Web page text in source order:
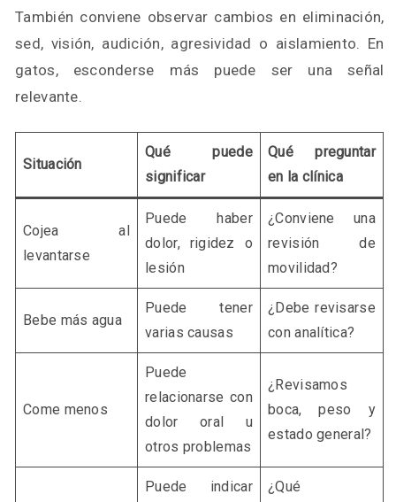
También conviene observar cambios en eliminación,
sed, visión, audición, agresividad o aislamiento. En
gatos, esconderse más puede ser una señal
relevante.
Situación
Qué puede
significar
Qué preguntar
en la clínica
Cojea al
levantarse
Puede haber
dolor, rigidez o
lesión
¿Conviene una
revisión de
movilidad?
Bebe más agua
Puede tener
varias causas
¿Debe revisarse
con analítica?
Come menos
Puede
relacionarse con
dolor oral u
otros problemas
¿Revisamos
boca, peso y
estado general?
Puede indicar
¿Qué